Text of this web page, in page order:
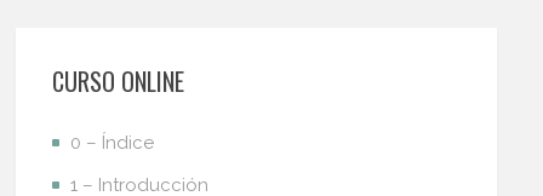
CURSO ONLINE
0 – Índice
1 – Introducción